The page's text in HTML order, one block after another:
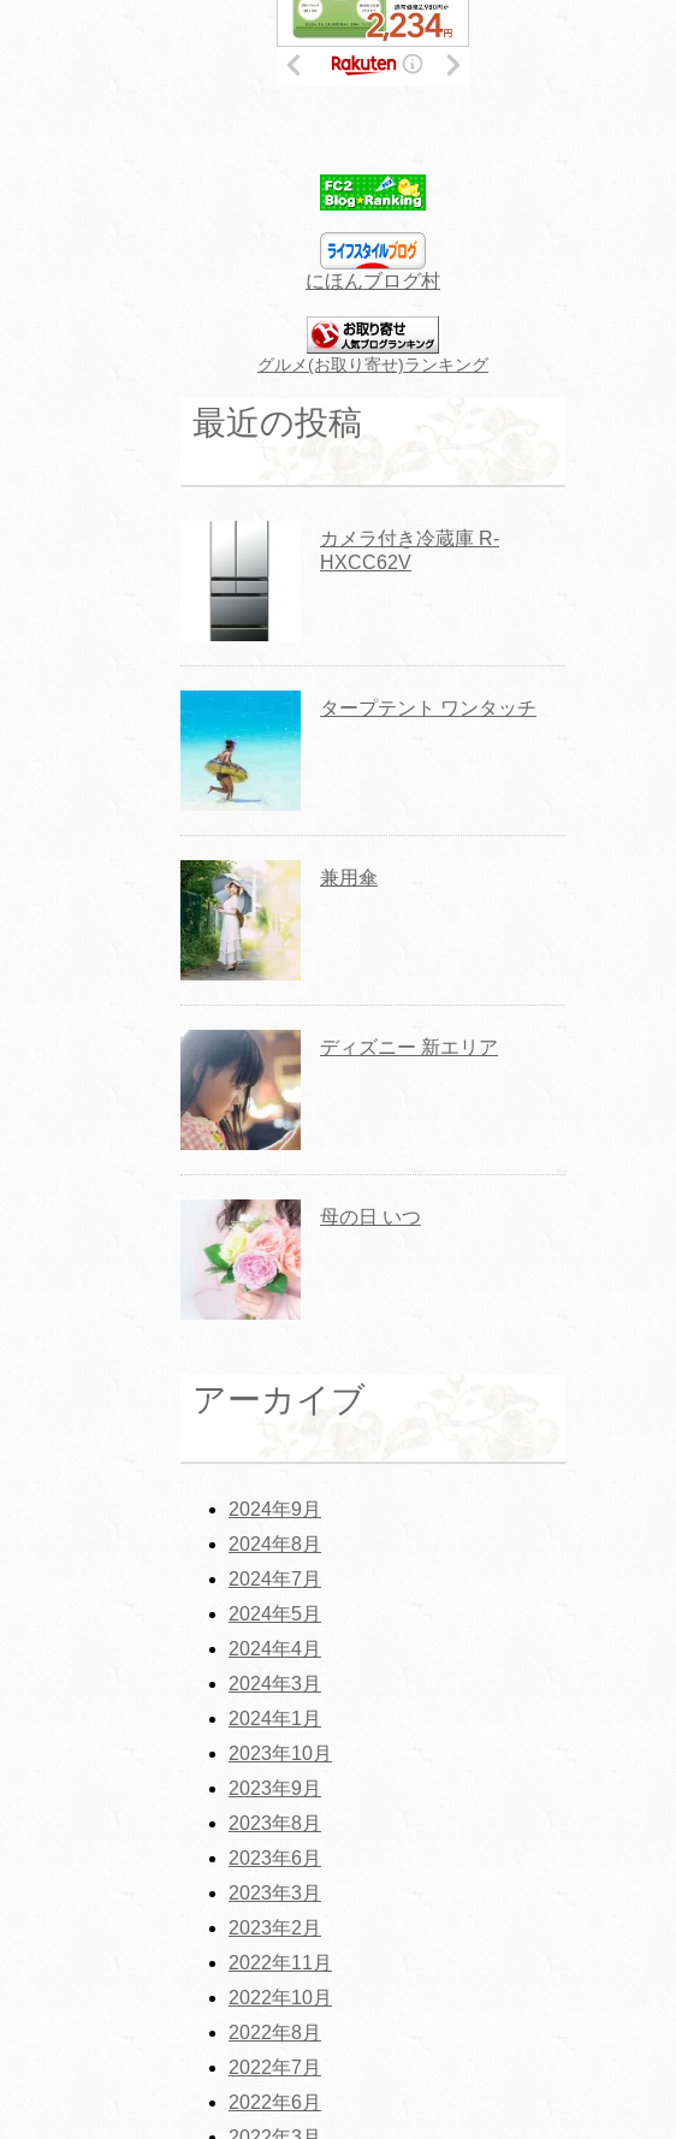
にほんブログ村
グルメ(お取り寄せ)ランキング
最近の投稿
カメラ付き冷蔵庫 R-
HXCC62V
タープテント ワンタッチ
兼用傘
ディズニー 新エリア
母の日 いつ
アーカイブ
2024年9月
2024年8月
2024年7月
2024年5月
2024年4月
2024年3月
2024年1月
2023年10月
2023年9月
2023年8月
2023年6月
2023年3月
2023年2月
2022年11月
2022年10月
2022年8月
2022年7月
2022年6月